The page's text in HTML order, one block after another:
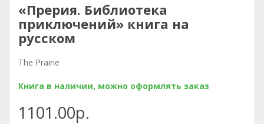
«Прерия. Библиотека
приключений» книга на
русском
The Prairie
Книга в наличии, можно оформлять заказ
1101.00р.